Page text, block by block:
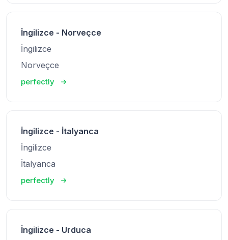
İngilizce - Norveçce
İngilizce
Norveçce
perfectly
İngilizce - İtalyanca
İngilizce
İtalyanca
perfectly
İngilizce - Urduca